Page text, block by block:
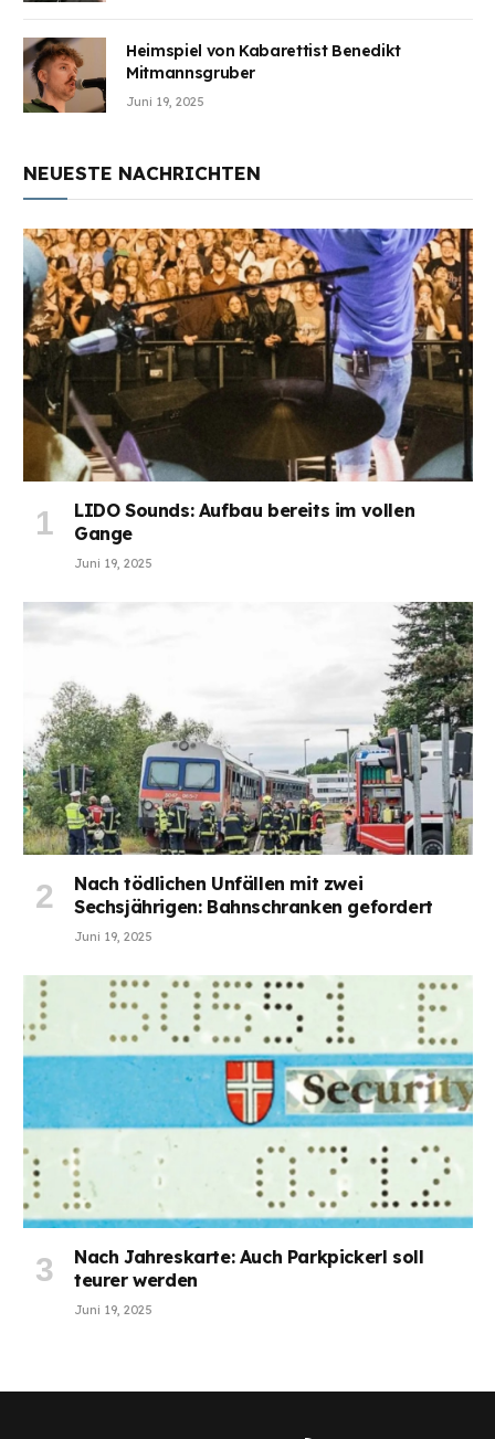
Heimspiel von Kabarettist Benedikt
Mitmannsgruber
Juni 19, 2025
NEUESTE NACHRICHTEN
LIDO Sounds: Aufbau bereits im vollen
Gange
Juni 19, 2025
Nach tödlichen Unfällen mit zwei
Sechsjährigen: Bahnschranken gefordert
Juni 19, 2025
Nach Jahreskarte: Auch Parkpickerl soll
teurer werden
Juni 19, 2025